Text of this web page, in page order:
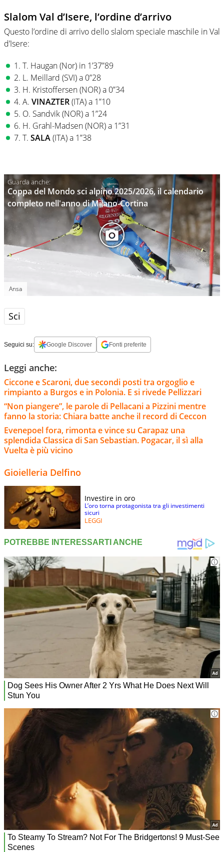
Slalom Val d’Isere, l’ordine d’arrivo
Questo l’ordine di arrivo dello slalom speciale maschile in Val
d’Isere:
1. T. Haugan (Nor) in 1’37”89
2. L. Meillard (SVI) a 0”28
3. H. Kristoffersen (NOR) a 0”34
4. A. VINAZTER(ITA) a 1”10
5. O. Sandvik (NOR) a 1”24
6. H. Grahl-Madsen (NOR) a 1”31
7. T. SALA(ITA) a 1”38
Coppa del Mondo sci alpino 2025/2026, il calendario
completo nell'anno di Milano-Cortina
Ansa
Sci
Seguici su: Google Discover Fonti preferite
Leggi anche:
Ciccone e Scaroni, due secondi posti tra orgoglio e
rimpianto a Burgos e in Polonia. E si rivede Pellizzari
“Non piangere”, le parole di Pellacani a Pizzini mentre
fanno la storia: Chiara batte anche il record di Ceccon
Evenepoel fora, rimonta e vince su Carapaz una
splendida Classica di San Sebastian. Pogacar, il sì alla
Vuelta è più vicino
Gioielleria Delfino
Investire in oro
L’oro torna protagonista tra gli investimenti
sicuri
LEGGI